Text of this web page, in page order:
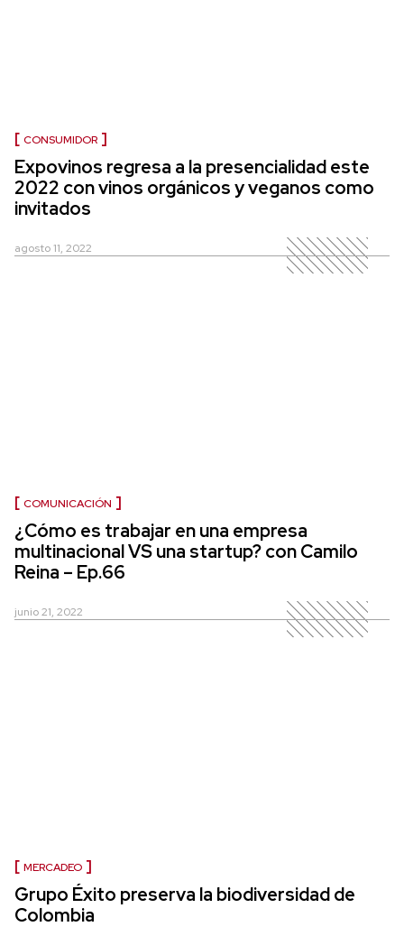
CONSUMIDOR
Expovinos regresa a la presencialidad este
2022 con vinos orgánicos y veganos como
invitados
agosto 11, 2022
COMUNICACIÓN
¿Cómo es trabajar en una empresa
multinacional VS una startup? con Camilo
Reina – Ep.66
junio 21, 2022
MERCADEO
Grupo Éxito preserva la biodiversidad de
Colombia